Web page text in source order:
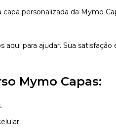
personalizada da Mymo
aqui para ajudar. Sua
Mymo Capas: